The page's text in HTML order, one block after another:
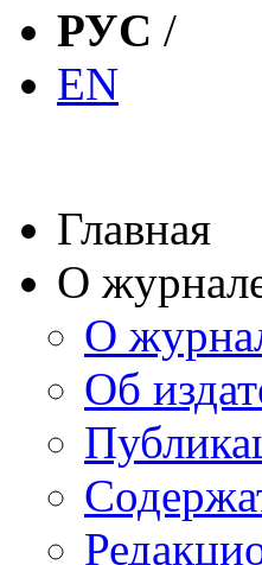
РУС /
EN
Главная
О
О
Об